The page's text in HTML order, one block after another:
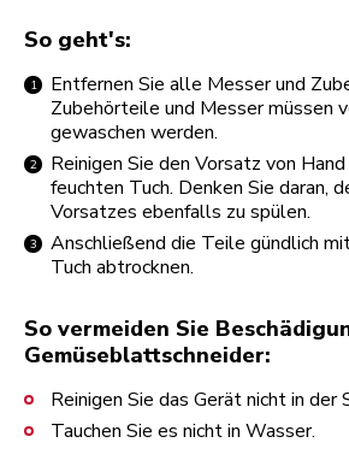
So geht's:
Entfernen Sie alle Messer und
Zubehörteile und Messer müssen
gewaschen werden.
Reinigen Sie den Vorsatz von
feuchten Tuch. Denken Sie daran,
Vorsatzes ebenfalls zu spülen.
Anschließend die Teile gündlich
Tuch abtrocknen.
So vermeiden Sie
Gemüseblattschneider:
Reinigen Sie das Gerät nicht in der
Tauchen Sie es nicht in Wasser.